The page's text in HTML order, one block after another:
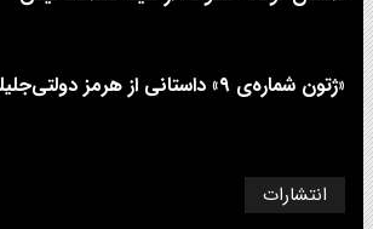
«ژتون شماره‌ی ۹» داستانی از هرمز دولتی‌جلیلیان
انتشارات